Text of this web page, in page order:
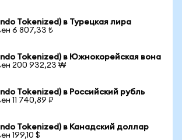
Tokenized) в Турецкая лира
6 807,33 ₺
Tokenized) в Южнокорейская вона
200 932,23 ₩
Tokenized) в Российский рубль
11 740,89 ₽
Tokenized) в Канадский доллар
199,10 $